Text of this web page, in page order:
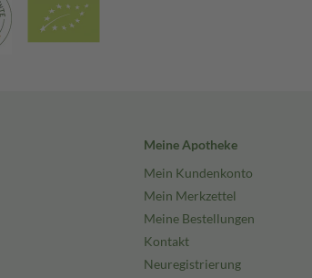
Meine Apotheke
Mein Kundenkonto
Mein Merkzettel
Meine Bestellungen
Kontakt
Neuregistrierung